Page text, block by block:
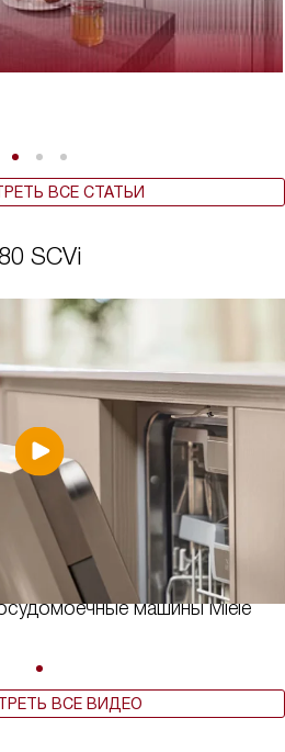
ВСЕ СТАТЬИ
SCVi
машины Miele
ВСЕ ВИДЕО